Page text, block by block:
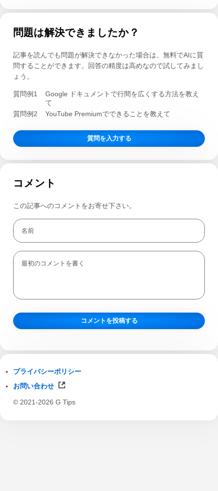
問題は解決できましたか？
記事を読んでも問題が解決できなかった場合は、無料でAIに質
問することができます。回答の精度は高めなので試してみまし
ょう。
質問例1
Google ドキュメントで行間を広くする方法を教え
て
質問例2
YouTube Premiumでできることを教えて
質問を入力する
コメント
この記事へのコメントをお寄せ下さい。
プライバシーポリシー
お問い合わせ
© 2021-2026 G Tips